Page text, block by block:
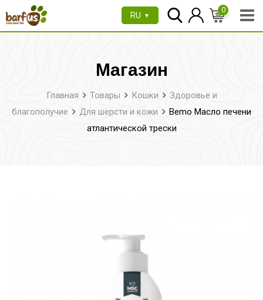
Перейти
RU ▼
0
Магазин
Главная Товары Кошки
Здоровье и
благополучие
Для шерсти и кожи
Bemo Масло печени
атлантической трески